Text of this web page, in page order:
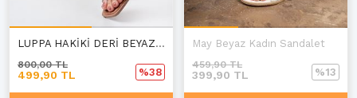
LUPPA HAKİKİ DERİ BEYAZ KADIN TERLİK A-4
499,90 TL
800,00 TL
%38
May Beyaz Kadın Sandalet
399,90 TL
459,90 TL
%13